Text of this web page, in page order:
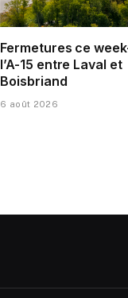
Fermetures ce
l’A-15 entre Laval et
Boisbriand
6 août 2026